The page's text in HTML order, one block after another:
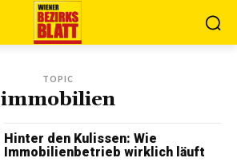
TOPIC
immobilien
Hinter den Kulissen: Wie
Immobilienbetrieb wirklich läuft